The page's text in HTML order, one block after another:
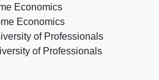
Economics
Economics
of Professionals
of Professionals